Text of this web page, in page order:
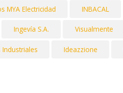
MYA Electricidad INBACAL
Ingevía S.A. Visualmente
Ideazzione